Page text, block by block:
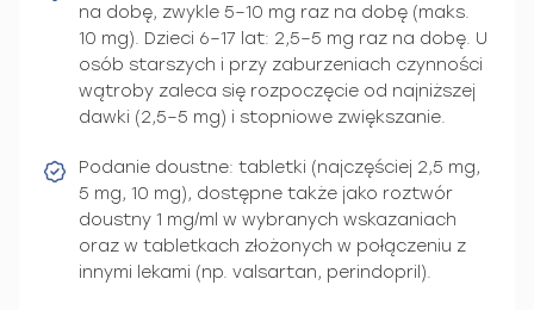
na dobę, zwykle 5–10 mg raz na dobę (maks.
10 mg). Dzieci 6–17 lat: 2,5–5 mg raz na dobę. U
osób starszych i przy zaburzeniach czynności
wątroby zaleca się rozpoczęcie od najniższej
dawki (2,5–5 mg) i stopniowe zwiększanie.
Podanie doustne: tabletki (najczęściej 2,5 mg,
5 mg, 10 mg), dostępne także jako roztwór
doustny 1 mg/ml w wybranych wskazaniach
oraz w tabletkach złożonych w połączeniu z
innymi lekami (np. valsartan, perindopril).